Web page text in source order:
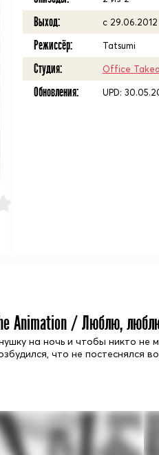
Выход: с
Режиссёр: Tatsumi
Студия: Office
Обновления: UPD:
Animation / Люблю,
на ночь и чтобы никто
что не постеснялся